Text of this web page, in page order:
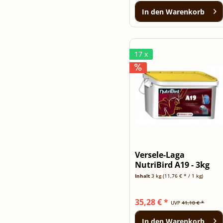
In den Warenkorb
17 x
Versele-Laga
NutriBird A19 - 3kg
Eimer
Inhalt3 kg(11,76 € * / 1 kg)
UVP41,10 € *
35,28 € *